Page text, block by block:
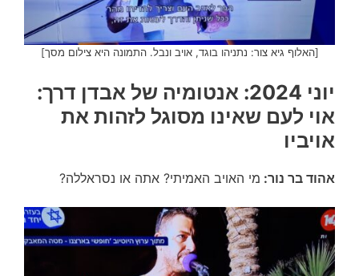
[האלוף גיא צור: נתניהו בוגד, אויב ונבל. התמונה היא צילום מסך]
יוני 2024: אנטומיה של אבדן דרך:
אוי לעם שאינו מסוגל לזהות את
אויביו
אהוד בר נור: מי האויב האמיתי? אתה או נסראללה?